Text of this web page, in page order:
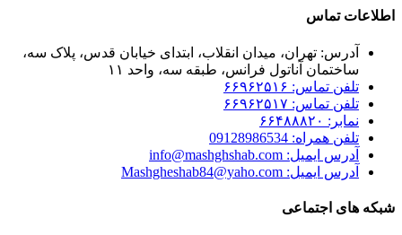
اطلاعات تماس
آدرس: تهران، میدان انقلاب، ابتدای خیابان قدس، پلاک سه،
ساختمان آناتول فرانس، طبقه سه، واحد ۱۱
تلفن تماس: ۶۶۹۶۲۵۱۶
تلفن تماس: ۶۶۹۶۲۵۱۷
نمابر: ۶۶۴۸۸۸۲۰
تلفن همراه: 09128986534
آدرس ایمیل: info@mashghshab.com
آدرس ایمیل: Mashgheshab84@yaho.com
شبکه های اجتماعی